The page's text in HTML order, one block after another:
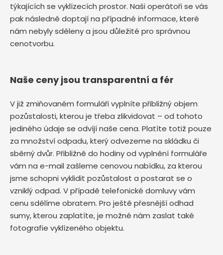
týkajících se vyklízecích prostor. Naši operátoři se vás
pak následně doptají na případné informace, které
nám nebyly sděleny a jsou důležité pro správnou
cenotvorbu.
Naše ceny jsou transparentní a fér
V již zmiňovaném formuláři vyplníte přibližný objem
pozůstalosti, kterou je třeba zlikvidovat – od tohoto
jediného údaje se odvíjí naše cena. Platíte totiž pouze
za množství odpadu, který odvezeme na skládku či
sběrný dvůr. Přibližně do hodiny od vyplnění formuláře
vám na e-mail zašleme cenovou nabídku, za kterou
jsme schopni vyklidit pozůstalost a postarat se o
vzniklý odpad. V případě telefonické domluvy vám
cenu sdělíme obratem. Pro ještě přesnější odhad
sumy, kterou zaplatíte, je možné nám zaslat také
fotografie vyklízeného objektu.